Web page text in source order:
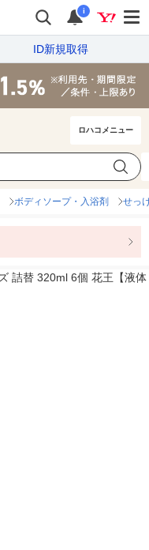
i
ID新規取得
ロハコメニュー
ボディソープ・入浴剤 せっ